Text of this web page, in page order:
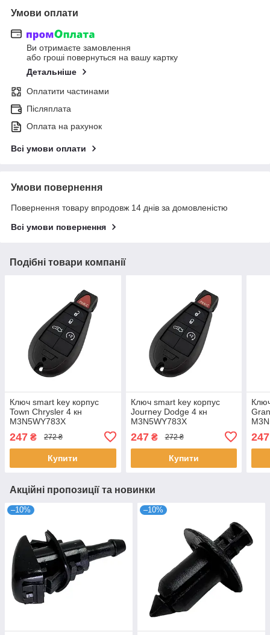
Умови оплати
Ви отримаєте замовлення
або гроші повернуться на вашу картку
Детальніше
Оплатити частинами
Післяплата
Оплата на рахунок
Всі умови оплати
Умови повернення
Повернення товару впродовж 14 днів за домовленістю
Всі умови повернення
Подібні товари компанії
Ключ smart key корпус
Town Chrysler 4 кн
M3N5WY783X
247 ₴ 272 ₴
Купити
Ключ smart key корпус
Journey Dodge 4 кн
M3N5WY783X
247₴ 272 ₴
Купити
247
Акційні пропозиції та новинки
–10% –10%